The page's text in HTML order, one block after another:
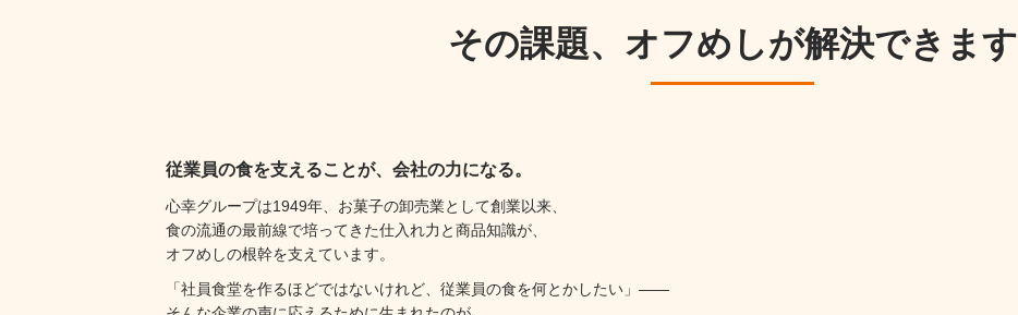
その課題、 オフめしが解決できます
従業員の食を支えることが、 会社の力になる。
心幸グループは1949年、 お菓子の卸売業として創業以来、
食の流通の最前線で培ってきた仕入れ力と商品知識が、
オフめしの根幹を支えています。
「社員食堂を作るほどではないけれど、 従業員の食を何とかしたい」——